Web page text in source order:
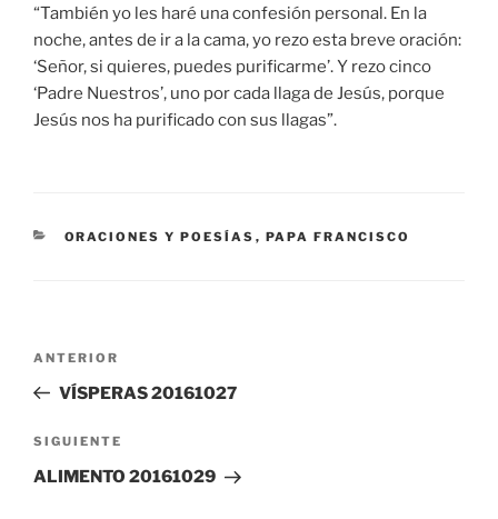
“También yo les haré una confesión personal. En la
noche, antes de ir a la cama, yo rezo esta breve oración:
‘Señor, si quieres, puedes purificarme’. Y rezo cinco
‘Padre Nuestros’, uno por cada llaga de Jesús, porque
Jesús nos ha purificado con sus llagas”.
CATEGORÍAS
ORACIONES Y POESÍAS , PAPA FRANCISCO
entradas
Entrada
anterior:
ANTERIOR
VÍSPERAS 20161027
Siguiente
entrada
SIGUIENTE
ALIMENTO 20161029